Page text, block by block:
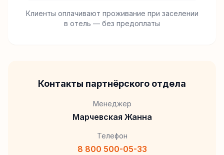
Клиенты оплачивают проживание при заселении
в отель — без предоплаты
Контакты партнёрского отдела
Менеджер
Марчевская Жанна
Телефон
8 800 500-05-33